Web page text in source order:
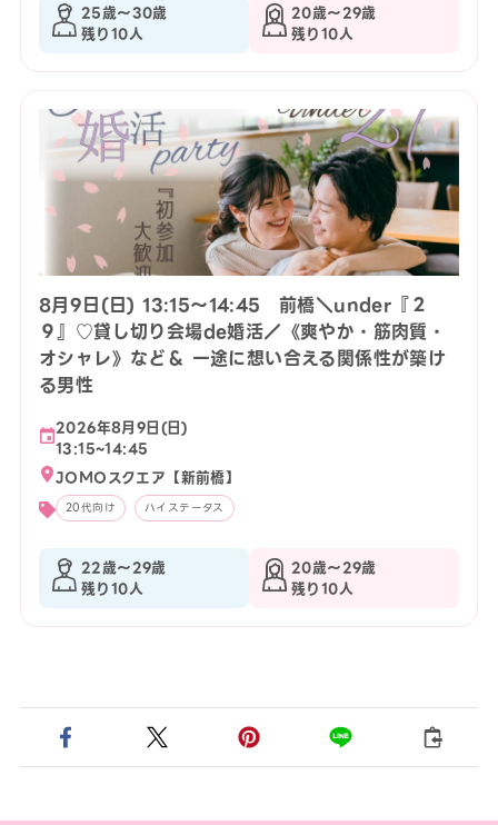
25歳〜30歳
残り10人
20歳〜29歳
残り10人
8月9日(日) 13:15〜14:45 前橋＼under『２
９』♡貸し切り会場de婚活／《爽やか・筋肉質・
オシャレ》など＆ 一途に想い合える関係性が築け
る男性
2026年8月9日(日)
13:15~14:45
JOMOスクエア【新前橋】
20代向け ハイステータス
22歳〜29歳
残り10人
20歳〜29歳
残り10人